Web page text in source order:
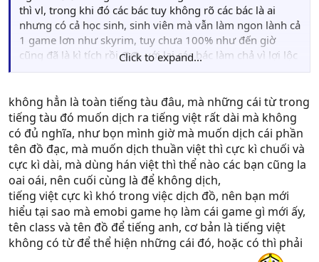
thì vl, trong khi đó các bác tuy không rõ các bác là ai
nhưng có cả học sinh, sinh viên mà vẫn làm ngon lành cả
1 game lơn như skyrim, tuy chưa 100% như đến giờ
cũng đã là kì tích rồi @@, với lại các bác làm chả vì lợi lộc
gì mà làm xong chắc cũng chán luôn game là vừa ^^, và
chuyên việt hóa game offline không chỉ phần chữ mà còn
lồng cả tiếng mới hay haha ^^, tóm lại nếu có gì các bác
chỉ e, e giúp một tay, tai năng tuy *** có nhưng đc cái
nhiệt tình thôi ^^
Click to expand...
không hẳn là toàn tiếng tàu đâu, mà những cái từ trong
tiếng tàu đó muốn dịch ra tiếng việt rất dài mà không
có đủ nghĩa, như bọn mình giờ mà muốn dịch cái phần
tên đồ đạc, mà muốn dịch thuần việt thì cực kì chuối và
cực kì dài, mà dùng hán việt thì thể nào các bạn cũng la
oai oái, nên cuối cùng là để không dịch,
tiếng việt cực kì khó trong việc dịch đồ, nên bạn mới
hiểu tại sao mà emobi game họ làm cái game gì mới ấy,
tên class và tên đồ để tiếng anh, cơ bản là tiếng việt
không có từ để thể hiện những cái đó, hoặc có thì phải